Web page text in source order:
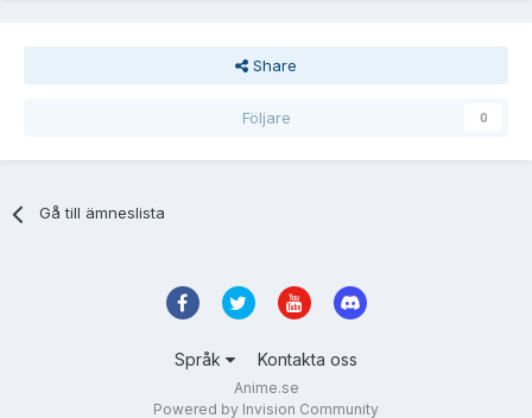
Share
Följare 0
Gå till ämneslista
Språk Kontakta oss
Anime.se
Powered by Invision Community